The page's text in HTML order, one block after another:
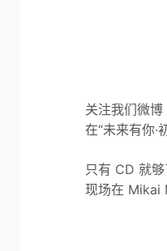
关注我们微博
在“未来有你
只有 CD 就
现场在 Mikai